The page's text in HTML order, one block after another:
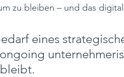
zu bleiben – und das
eines